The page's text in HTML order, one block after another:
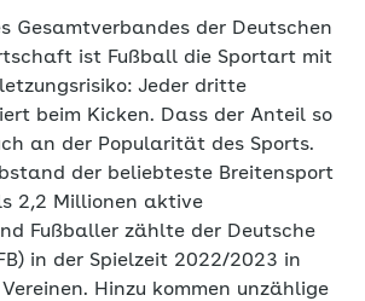
Gesamtverbandes der Deutschen
ist Fußball die Sportart mit
Jeder dritte
beim Kicken. Dass der Anteil so
an der Popularität des Sports.
der beliebteste Breitensport
2,2 Millionen aktive
Fußballer zählte der Deutsche
in der Spielzeit 2022/2023 in
Hinzu kommen unzählige